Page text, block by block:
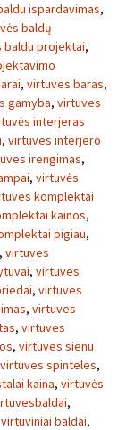
ispardavimas,
baldų
baldu projektai,
, virtuves baras,
gamyba, virtuves
interjeras
, virtuves interjero
irengimas,
, virtuvės
komplektai
kainos,
pigiau,
, virtuves
, virtuves
, virtuves
, virtuves
, virtuves
, virtuves sienu
virtuves spinteles,
kaina, virtuvės
,
virtuviniai baldai,